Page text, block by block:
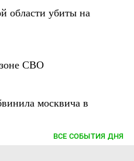
области убиты на
зоне СВО
москвича в
ВСЕ СОБЫТИЯ ДНЯ